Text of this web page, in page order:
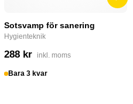
Sotsvamp för sanering
Hygienteknik
288 kr inkl. moms
Bara 3 kvar